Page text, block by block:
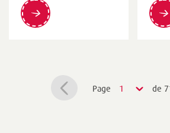
Page 1 de